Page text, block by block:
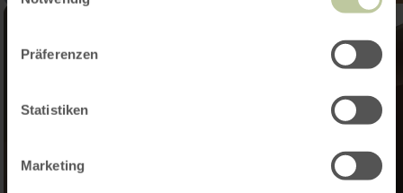
Präferenzen
Statistiken
Marketing